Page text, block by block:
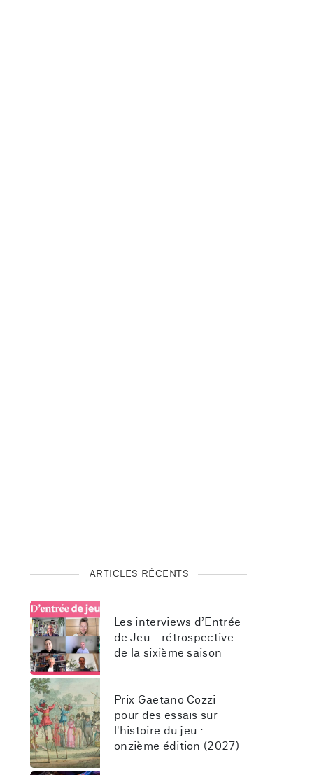
ARTICLES RÉCENTS
Les interviews d’Entrée
de Jeu - rétrospective
de la sixième saison
Prix Gaetano Cozzi
pour des essais sur
l'histoire du jeu :
onzième édition (2027)